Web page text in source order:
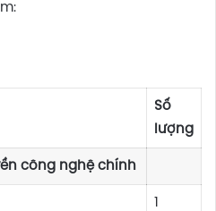
Số
lượng
công nghệ chính
1